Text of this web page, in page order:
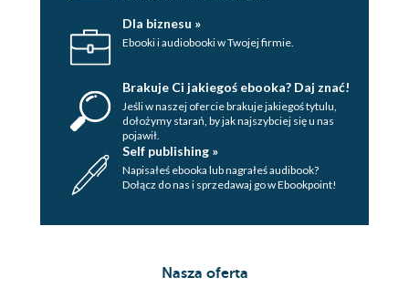
Dla biznesu »
Ebooki i audiobooki w Twojej firmie.
Brakuje Ci jakiegoś ebooka? Daj znać!
Jeśli w naszej ofercie brakuje jakiegoś tytulu,
dołożymy starań, by jak najszybciej się u nas
pojawił.
Self publishing »
Napisałeś ebooka lub nagrałeś audibook?
Dołącz do nas i sprzedawaj go w Ebookpoint!
Nasza oferta